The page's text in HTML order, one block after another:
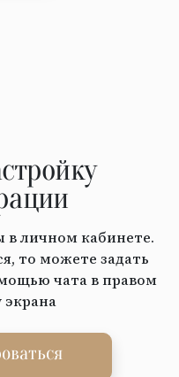
в личном кабинете.
то можете задать
чата в правом